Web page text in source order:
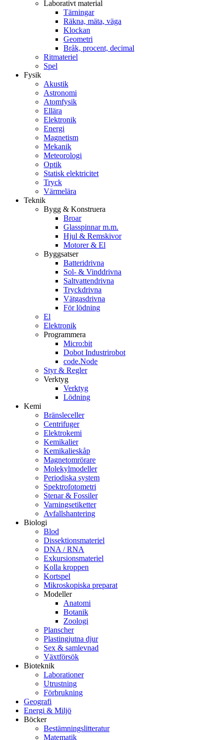
Laborativt material
Tärningar
Räkna, mäta, väga
Klockan
Geometri
Bråk, procent, decimal
Ritmateriel
Spel
Fysik
Akustik
Astronomi
Atomfysik
Ellära
Elektronik
Energi
Magnetism
Mekanik
Meteorologi
Optik
Statisk elektricitet
Tryck
Värmelära
Teknik
Bygg & Konstruera
Broar
Glasspinnar m.m.
Hjul & Remskivor
Motorer & El
Byggsatser
Batteridrivna
Sol- & Vinddrivna
Saltvattendrivna
Tryckdrivna
Vätgasdrivna
För lödning
El
Elektronik
Programmera
Micro:bit
Dobot Industrirobot
code.Node
Styr & Regler
Verktyg
Verktyg
Lödning
Kemi
Bränsleceller
Centrifuger
Elektrokemi
Kemikalier
Kemikalieskåp
Magnetomrörare
Molekylmodeller
Periodiska system
Spektrofotometri
Stenar & Fossiler
Varningsetiketter
Avfallshantering
Biologi
Blod
Dissektionsmateriel
DNA / RNA
Exkursionsmateriel
Kolla kroppen
Kortspel
Mikroskopiska preparat
Modeller
Anatomi
Botanik
Zoologi
Planscher
Plastingjutna djur
Sex & samlevnad
Växtförsök
Bioteknik
Laborationer
Utrustning
Förbrukning
Geografi
Energi & Miljö
Böcker
Bestämningslitteratur
Matematik